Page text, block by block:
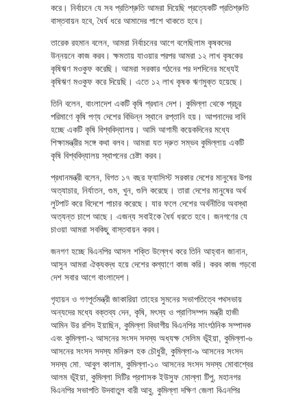
করে। নির্বাচনে যে সব প্রতিশ্রুতি আমরা দিয়েছি প্রত্যেকটি প্রতিশ্রুতি
বাস্তবায়ন হবে, ধৈর্য ধরে আমাদের পাশে থাকতে হবে।
তারেক রহমান বলেন, আমরা নির্বাচনের আগে বলেছিলাম কৃষকদের
উন্নয়নে কাজ করব। ক্ষমতায় যাওয়ার পরপর আমরা ১২ লাখ কৃষকের
কৃষিঋণ মওকুফ করেছি। আমরা সরকার গঠনের পর দশদিনের মধ্যেই
কৃষিঋণ মওকুফ করে দিয়েছি। এতে ১২ লাখ কৃষক ঋণমুক্ত হয়েছে।
তিনি বলেন, বাংলাদেশ একটি কৃষি প্রধান দেশ। কুমিল্লা থেকে প্রচুর
পরিমাণে কৃষি পণ্য দেশের বিভিন্ন স্থানে রপ্তানি হয়। আপনাদের দাবি
হচ্ছে একটি কৃষি বিশ্ববিদ্যালয়। আমি আগামী কয়েকদিনের মধ্যে
শিক্ষামন্ত্রীর সঙ্গে কথা বলব। আমরা যত দ্রুত সম্ভব কুমিল্লায় একটি
কৃষি বিশ্ববিদ্যালয় স্থাপনের চেষ্টা করব।
প্রধানমন্ত্রী বলেন, বিগত ১৭ বছর ফ্যাসিস্ট সরকার দেশের মানুষের উপর
অত্যাচার, নির্যাতন, গুম, খুন, গুলি করেছে। তারা দেশের মানুষের অর্থ
লুটপাট করে বিদেশে পাচার করেছে। যার ফলে দেশের অর্থনীতির অবস্থা
অত্যন্ত চাপে আছে। এজন্য সবাইকে ধৈর্য ধরতে হবে। জনগণের যে
চাওয়া আমরা সবকিছু বাস্তবায়ন করব।
জনগণ হচ্ছে বিএনপির আসল শক্তি উল্লেখ করে তিনি আহ্বান জানান,
আসুন আমরা ঐক্যবদ্ধ হয়ে দেশের কল্যাণে কাজ করি। করব কাজ গড়বো
দেশ সবার আগে বাংলাদেশ।
গৃহায়ন ও গণপূর্তমন্ত্রী জাকারিয়া তাহের সুমনের সভাপতিত্বে পথসভায়
অন্যদের মধ্যে বক্তব্য দেন, কৃষি, মৎস্য ও প্রাণিসম্পদ মন্ত্রী হাজী
আমিন উর রশিদ ইয়াছিন, কুমিল্লা বিভাগীয় বিএনপির সাংগঠনিক সম্পাদক
এবং কুমিল্লা-২ আসনের সংসদ সদস্য অধ্যক্ষ সেলিম ভূঁইয়া, কুমিল্লা-৬
আসনের সংসদ সদস্য মনিরুল হক চৌধুরী, কুমিল্লা-৯ আসনের সংসদ
সদস্য মো. আবুল কালাম, কুমিল্লা-১০ আসনের সংসদ সদস্য মোবাশ্বের
আলম ভূঁইয়া, কুমিল্লা সিটির প্রশাসক ইউসুফ মোল্লা টিপু, মহানগর
বিএনপির সভাপতি উদবাতুল বারী আবু, কুমিল্লা দক্ষিণ জেলা বিএনপির